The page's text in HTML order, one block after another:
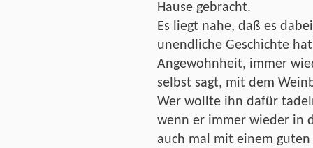
Hause gebracht.
Es liegt nahe, daß es
unendliche Geschichte
Angewohnheit, immer
selbst sagt, mit dem
Wer wollte ihn dafür
wenn er immer wieder in
auch mal mit einem